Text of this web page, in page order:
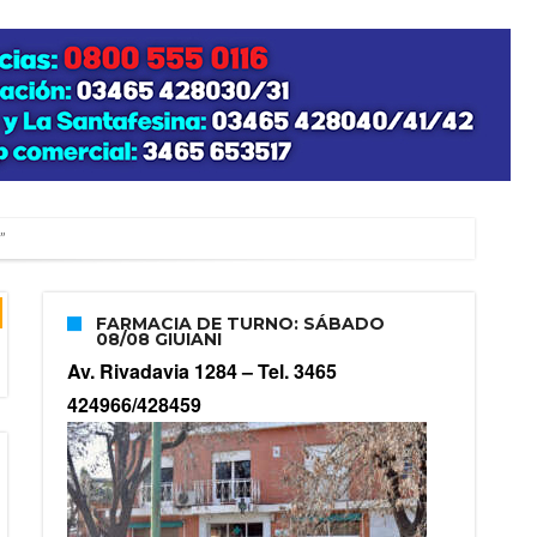
su nacimiento
FARMACIA DE TURNO: SÁBADO
08/08 GIUIANI
Av. Rivadavia 1284 –Tel. 3465
424966/428459